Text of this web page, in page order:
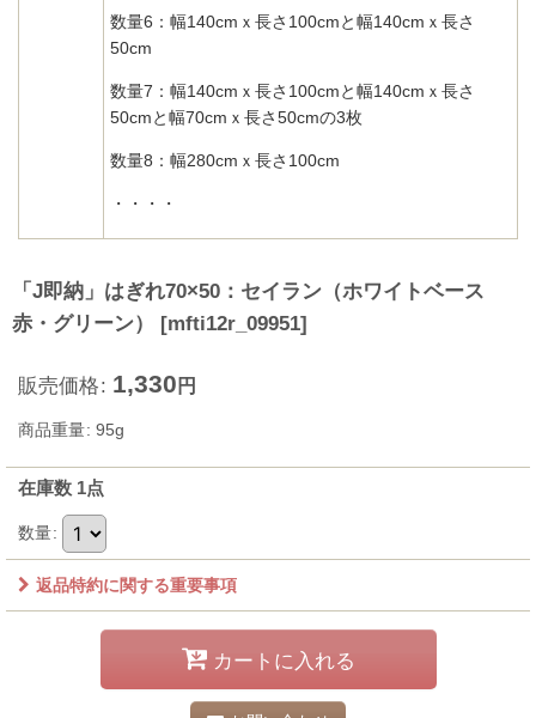
数量6：幅140cmｘ長さ100cmと幅140cmｘ長さ
50cm
数量7：幅140cmｘ長さ100cmと幅140cmｘ長さ
50cmと幅70cmｘ長さ50cmの3枚
数量8：幅280cmｘ長さ100cm
・・・・
「J即納」はぎれ70×50：セイラン（ホワイトベース
赤・グリーン）
[mfti12r_09951]
販売価格: 1,330 円
商品重量: 95g
在庫数 1点
数量:
返品特約に関する重要事項
カートに入れる